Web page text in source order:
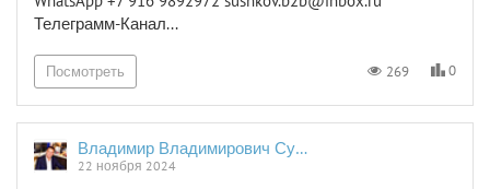
Телеграмм-Канал...
Посмотреть 269 0
Владимир Владимирович Сушков
22 ноября 2024